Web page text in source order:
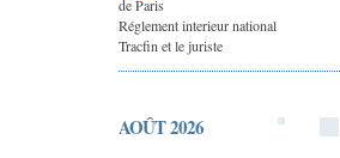
de Paris
Réglement interieur national
Tracfin et le juriste
AOÛT 2026